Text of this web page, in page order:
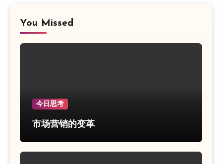
You Missed
今日思考
市场营销的变革